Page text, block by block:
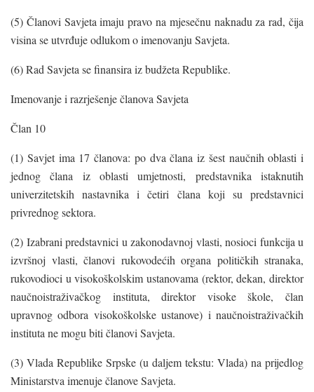
(5) Članovi Savjeta imaju pravo na mjesečnu naknadu za rad, čija
visina se utvrđuje odlukom o imenovanju Savjeta.
(6) Rad Savjeta se finansira iz budžeta Republike.
Imenovanje i razrješenje članova Savjeta
Član 10
(1) Savjet ima 17 članova: po dva člana iz šest naučnih oblasti i
jednog člana iz oblasti umjetnosti, predstavnika istaknutih
univerzitetskih nastavnika i četiri člana koji su predstavnici
privrednog sektora.
(2) Izabrani predstavnici u zakonodavnoj vlasti, nosioci funkcija u
izvršnoj vlasti, članovi rukovodećih organa političkih stranaka,
rukovodioci u visokoškolskim ustanovama (rektor, dekan, direktor
naučnoistraživačkog instituta, direktor visoke škole, član
upravnog odbora visokoškolske ustanove) i naučnoistraživačkih
instituta ne mogu biti članovi Savjeta.
(3) Vlada Republike Srpske (u daljem tekstu: Vlada) na prijedlog
Ministarstva imenuje članove Savjeta.